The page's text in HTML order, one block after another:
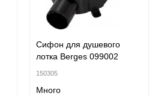
Сифон для душевого
лотка Berges 099002
150305
Много